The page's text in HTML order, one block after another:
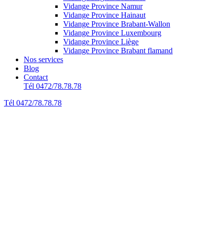
Vidange Province Namur
Vidange Province Hainaut
Vidange Province Brabant-Wallon
Vidange Province Luxembourg
Vidange Province Liège
Vidange Province Brabant flamand
Nos services
Blog
Contact
Tél 0472/78.78.78
Tél 0472/78.78.78